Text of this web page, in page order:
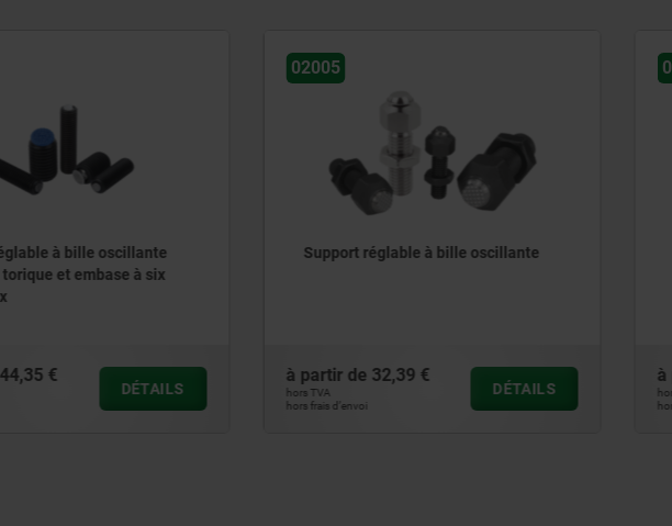
à bille oscillante
32,39 €
DÉTAILS
02009
Support réglable à bille oscillante
à partir de82,11 €
hors TVA
hors frais d’envoi
DÉTAILS